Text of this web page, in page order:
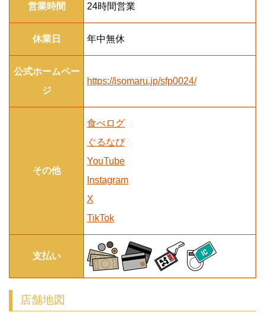
営業時間 24時間営業
休業日 年中無休
公式ホームペー
ジ
https://isomaru.jp/sfp0024/
その他
食べログ
ぐるなび
YouTube
Instagram
X
TikTok
支払い
店舗地図